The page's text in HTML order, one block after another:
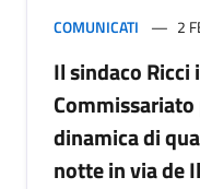
COMUNICATI 2
Il sindaco
dinamica di
notte in via de